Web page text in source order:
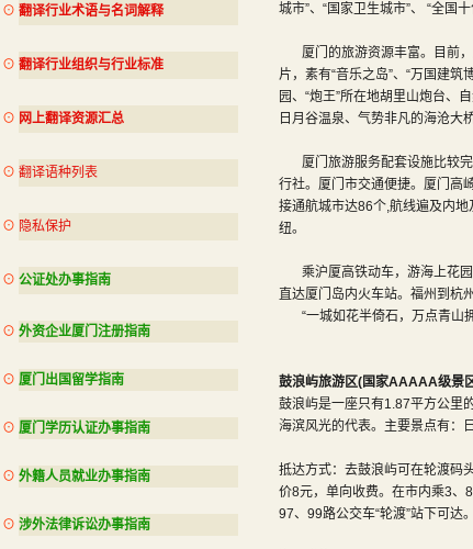
⊙ 翻译行业术语与名词解释
⊙ 翻译行业组织与行业标准
⊙ 网上翻译资源汇总
⊙ 翻译语种列表
⊙ 隐私保护
⊙ 公证处办事指南
⊙ 外资企业厦门注册指南
⊙ 厦门出国留学指南
⊙ 厦门学历认证办事指南
⊙ 外籍人员就业办事指南
⊙ 涉外法律诉讼办事指南
城市”、“国家卫生城市”、 “全国
厦门的旅游资源丰富。目前，
片，素有“音乐之岛”、“万国建
园、“炮王”所在地胡里山炮台、
日月谷温泉、气势非凡的海沧大
厦门旅游服务配套设施比较完
行社。厦门市交通便捷。厦门高
接通航城市达86个,航线遍及内
纽。
乘沪厦高铁动车，游海上花园
直达厦门岛内火车站。福州到杭
“一城如花半倚石，万点青山拥
鼓浪屿旅游区(国家AAAAA级景
鼓浪屿是一座只有1.87平方公里
海滨风光的代表。主要景点有：
抵达方式：去鼓浪屿可在轮渡码
价8元，单向收费。在市内乘3、
97、99路公交车“轮渡”站下可达。